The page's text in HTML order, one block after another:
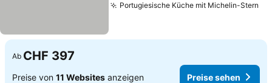
Portugiesische Küche mit Michelin-Stern
Ab CHF 397
Preise von 11 Websites anzeigen Preise sehen